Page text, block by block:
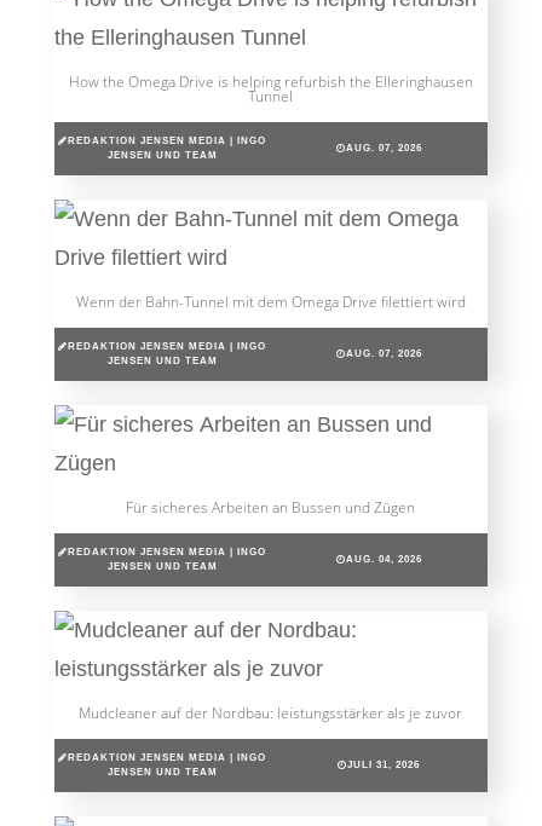
How the Omega Drive is helping refurbish the Elleringhausen
Tunnel
REDAKTION JENSEN MEDIA | INGO
JENSEN UND TEAM
AUG. 07, 2026
Wenn der Bahn-Tunnel mit dem Omega Drive filettiert wird
REDAKTION JENSEN MEDIA | INGO
JENSEN UND TEAM
AUG. 07, 2026
Für sicheres Arbeiten an Bussen und Zügen
REDAKTION JENSEN MEDIA | INGO
JENSEN UND TEAM
AUG. 04, 2026
Mudcleaner auf der Nordbau: leistungsstärker als je zuvor
REDAKTION JENSEN MEDIA | INGO
JENSEN UND TEAM
JULI 31, 2026